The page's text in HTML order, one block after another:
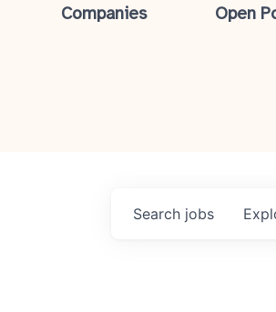
Companies Open
Search jobs